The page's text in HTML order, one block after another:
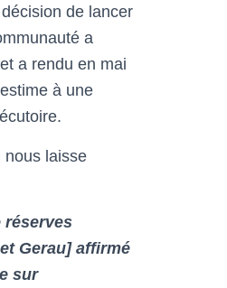
de lancer
a
a rendu en mai
à une
nous laisse
réserves
Gerau] affirmé
sur